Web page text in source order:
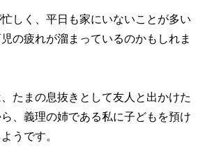
しく、平日も家にいないことが多い
の疲れが溜まっているのかもしれま
たまの息抜きとして友人と出かけた
、義理の姉である私に子どもを預け
うです。